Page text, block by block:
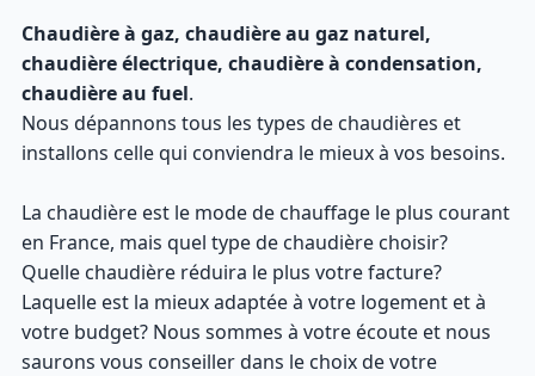
Chaudière à gaz, chaudière au gaz naturel,
chaudière électrique, chaudière à condensation,
chaudière au fuel.
Nous dépannons tous les types de chaudières et
installons celle qui conviendra le mieux à vos besoins.
La chaudière est le mode de chauffage le plus courant
en France, mais quel type de chaudière choisir?
Quelle chaudière réduira le plus votre facture?
Laquelle est la mieux adaptée à votre logement et à
votre budget? Nous sommes à votre écoute et nous
saurons vous conseiller dans le choix de votre